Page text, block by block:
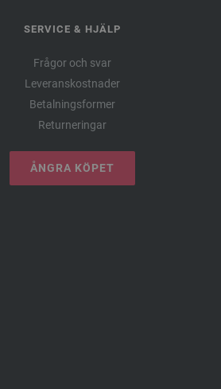
SERVICE & HJÄLP
Frågor och svar
Leveranskostnader
Betalningsformer
Returneringar
ÅNGRA KÖPET